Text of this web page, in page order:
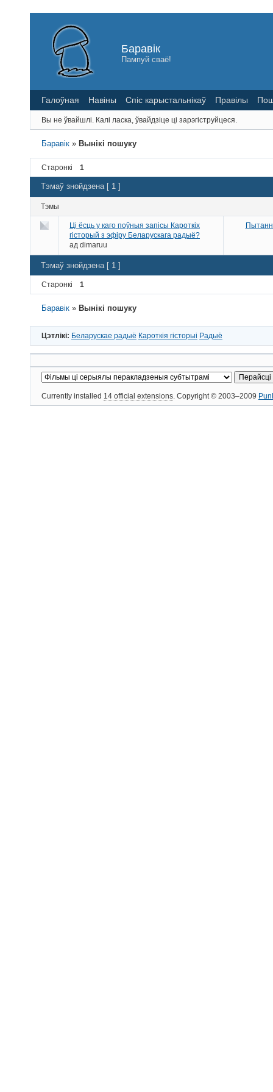
Баравік
Пампуй сваё!
Галоўная Навіны Спіс карыстальнікаў Правілы
Вы не ўвайшлі. Калі ласка, ўвайдзіце ці зарэгіструйцеся.
Баравік » Вынікі пошуку
Старонкі 1
Тэмаў знойдзена [ 1 ]
Тэмы
Ці ёсць у каго поўныя запісы Кароткіх
гісторый з эфіру Беларускага радыё?
ад dimaruu
Тэмаў знойдзена [ 1 ]
Старонкі 1
Баравік » Вынікі пошуку
Цэтлікі: Беларускае радыё Кароткія гісторыі Радыё
Currently installed 14 official extensions. Copyright © 2003–2009